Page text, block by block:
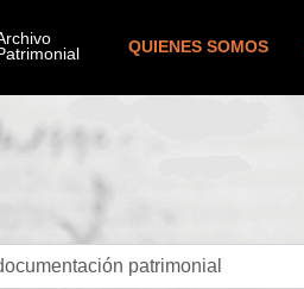
QUIENES SOMOS